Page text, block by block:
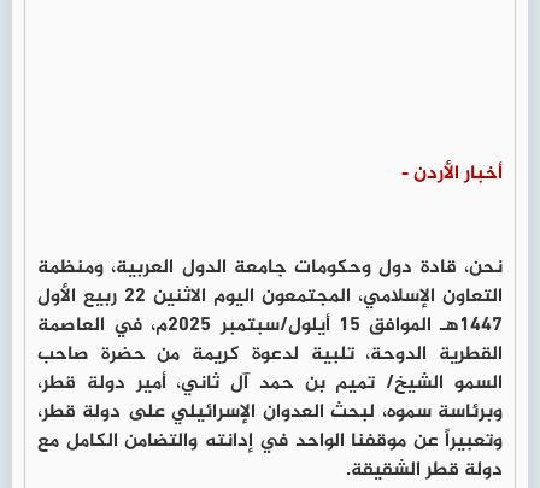
أخبار الأردن -
نحن، قادة دول وحكومات جامعة الدول العربية، ومنظمة
التعاون الإسلامي، المجتمعون اليوم الاثنين 22 ربيع الأول
1447هـ الموافق 15 أيلول/سبتمبر 2025م، في العاصمة
القطرية الدوحة، تلبية لدعوة كريمة من حضرة صاحب
السمو الشيخ/ تميم بن حمد آل ثاني، أمير دولة قطر،
وبرئاسة سموه، لبحث العدوان الإسرائيلي على دولة قطر،
وتعبيراً عن موقفنا الواحد في إدانته والتضامن الكامل مع
دولة قطر الشقيقة.